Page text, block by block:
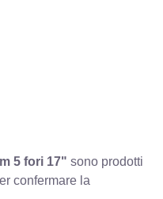
5 fori 17" sono prodotti
confermare la